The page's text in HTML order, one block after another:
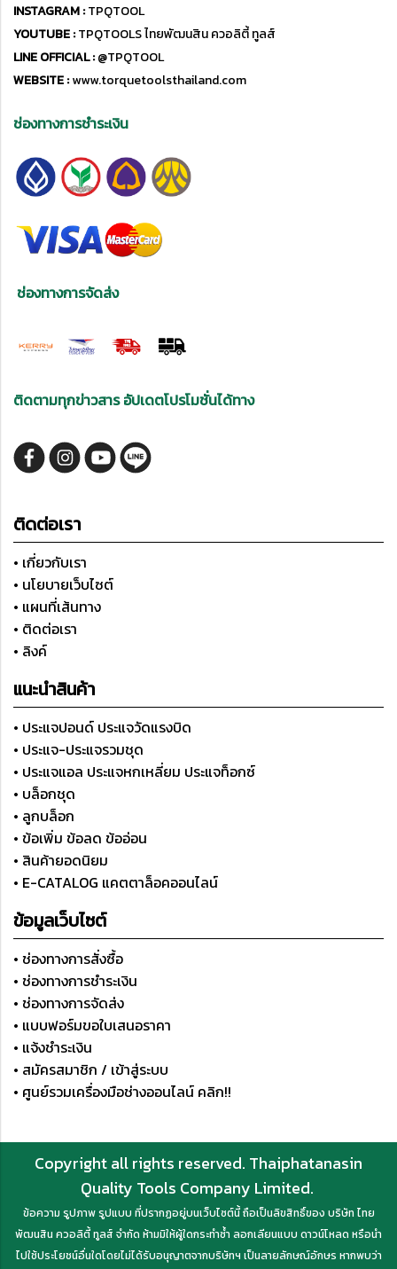
INSTAGRAM :TPQTOOL
YOUTUBE :TPQTOOLS ไทยพัฒนสิน ควอลิตี้ ทูลส์
LINE OFFICIAL :@TPQTOOL
WEBSITE :www.torquetoolsthailand.com
ช่องทางการชำระเงิน
ช่องทางการจัดส่ง
ติดตามทุกข่าวสาร อัปเดตโปรโมชั่นได้ทาง
ติดต่อเรา
• เกี่ยวกับเรา
• นโยบายเว็บไซต์
• แผนที่เส้นทาง
• ติดต่อเรา
• ลิงค์
แนะนำสินค้า
• ประแจปอนด์ ประแจวัดแรงบิด
• ประแจ-ประแจรวมชุด
• ประแจแอล ประแจหกเหลี่ยม ประแจท็อกซ์
• บล็อกชุด
• ลูกบล็อก
• ข้อเพิ่ม ข้อลด ข้ออ่อน
• สินค้ายอดนิยม
• E-CATALOG แคตตาล็อคออนไลน์
ข้อมูลเว็บไซต์
• ช่องทางการสั่งซื้อ
• ช่องทางการชำระเงิน
• ช่องทางการจัดส่ง
• แบบฟอร์มขอใบเสนอราคา
• แจ้งชำระเงิน
• สมัครสมาชิก / เข้าสู่ระบบ
• ศูนย์รวมเครื่องมือช่างออนไลน์ คลิก!!
Copyright all rights reserved. Thaiphatanasin
Quality Tools Company Limited.
ข้อความ รูปภาพ รูปแบบ ที่ปรากฏอยู่บนเว็บไซต์นี้ ถือเป็นลิขสิทธิ์ของ บริษัท ไทย
พัฒนสิน ควอลิตี้ ทูลส์ จำกัด ห้ามมิให้ผู้ใดกระทำซ้ำ ลอกเลียนแบบ ดาวน์โหลด หรือนำ
ไปใช้ประโยชน์อื่นใดโดยไม่ได้รับอนุญาตจากบริษัทฯ เป็นลายลักษณ์อักษร หากพบว่า